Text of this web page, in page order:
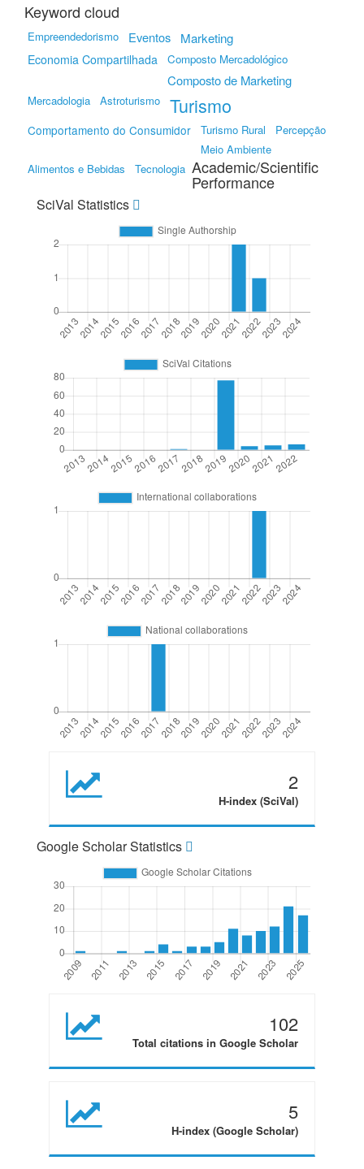
Keyword cloud
Empreendedorismo Eventos Marketing
Economia Compartilhada Composto Mercadológico
Composto de Marketing
Mercadologia Astroturismo Turismo
Comportamento do Consumidor Turismo Rural
Percepção
Meio Ambiente
Alimentos e Bebidas
Tecnologia Academic/Scientific
Performance
SciVal Statistics
2
H-index (SciVal)
Google Scholar Statistics
102
Total citations in Google Scholar
5
H-index (Google Scholar)